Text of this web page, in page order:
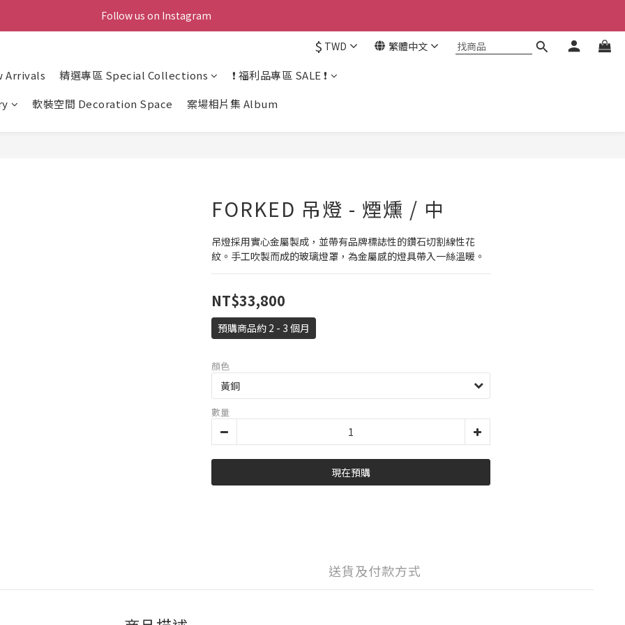
Follow us on Instagram
$ TWD 繁體中文
Arrivals 精選專區 Special Collections
❗ 福利品專區 SALE ❗
軟裝空間 Decoration Space 案場相片集 Album
FORKED 吊燈 - 煙燻 / 中
吊燈採用實心金屬製成，並帶有品牌標誌性的鑽石切割線性花
紋。手工吹製而成的玻璃燈罩，為金屬感的燈具帶入一絲溫暖。
NT$33,800
預購商品約 2 - 3 個月
顏色
數量
現在預購
送貨及付款方式